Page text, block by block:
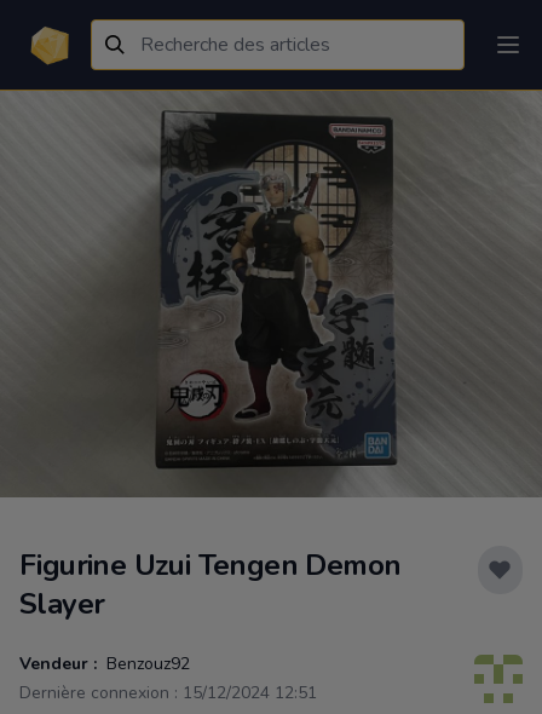
Figurine Uzui Tengen Demon
Slayer
Vendeur : Benzouz92
Dernière connexion : 15/12/2024 12:51